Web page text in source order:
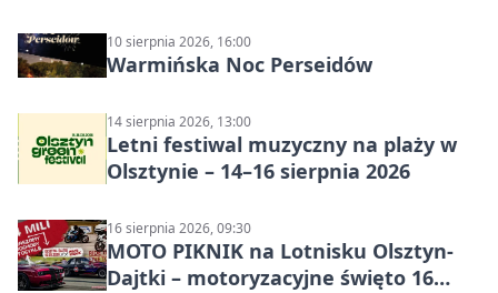
10 sierpnia 2026, 16:00
Warmińska Noc Perseidów
14 sierpnia 2026, 13:00
Letni festiwal muzyczny na plaży w
Olsztynie – 14–16 sierpnia 2026
16 sierpnia 2026, 09:30
MOTO PIKNIK na Lotnisku Olsztyn-
Dajtki – motoryzacyjne święto 16